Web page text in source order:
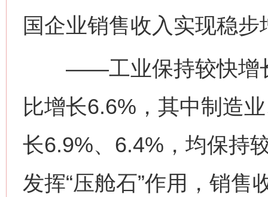
国企业销售收入实现稳
——工业保持较快增长
比增长6.6%，其中制造
长6.9%、6.4%，均保持
发挥“压舱石”作用，销